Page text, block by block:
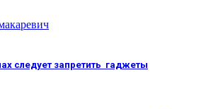
следует запретить гаджеты